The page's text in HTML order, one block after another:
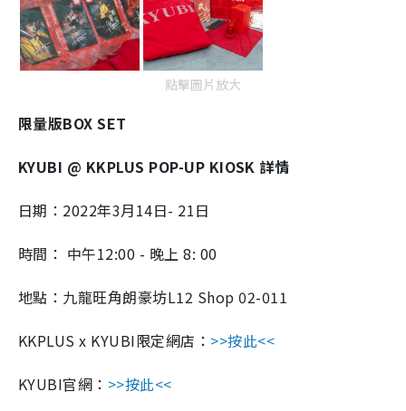
點擊圖片放大
限量版BOX SET
KYUBI @ KKPLUS POP-UP KIOSK 詳情
日期：2022年3月14日- 21日
時間： 中午12:00 - 晚上 8: 00
地點：九龍旺角朗豪坊L12 Shop 02-011
KKPLUS x KYUBI限定網店： >>按此<<
KYUBI官網： >>按此<<